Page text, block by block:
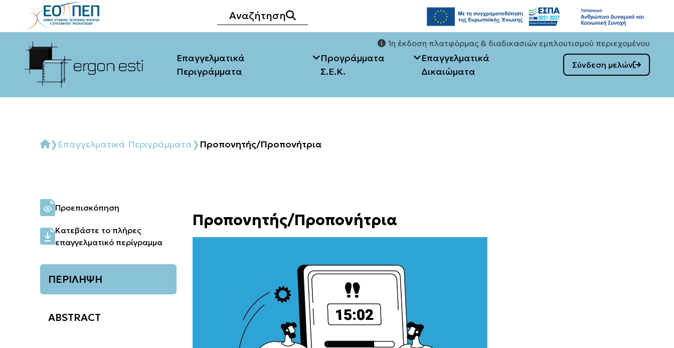
Αναζήτηση
Επαγγελματικά
Περιγράμματα
Συχνές Ερωτήσεις
Προγράμματα
Σ.Ε.Κ.
Επαγγελματικά
Δικαιώματα
1η έκδοση πλατφόρμας & διαδικασιών εμπλουτισμού περιεχομένου
Σύνδεση μελών
❯Επαγγελματικά Περιγράμματα❯Προπονητής/Προπονήτρια
Προεπισκόπηση
Κατεβάστε το πλήρες
επαγγελματικό περίγραμμα
ΠΕΡΙΛΗΨΗ
ABSTRACT
Προπονητής/Προπονήτρια